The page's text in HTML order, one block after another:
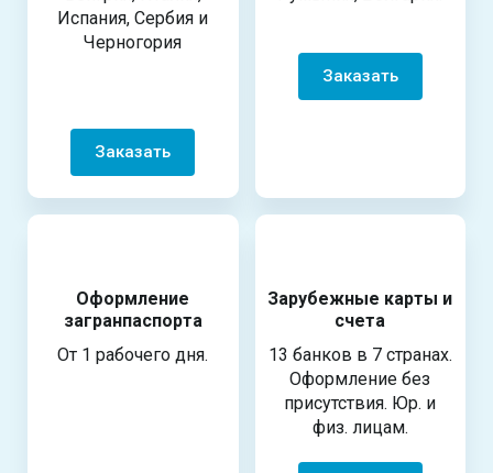
Испания, Сербия и
Черногория
Заказать
Заказать
Оформление
загранпаспорта
От 1 рабочего дня.
Зарубежные карты и
счета
13 банков в 7 странах.
Оформление без
присутствия. Юр. и
физ. лицам.